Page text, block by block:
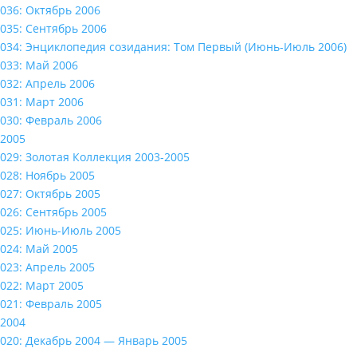
036: Октябрь 2006
035: Сентябрь 2006
034: Энциклопедия созидания: Том Первый (Июнь-Июль 2006)
033: Май 2006
032: Апрель 2006
031: Март 2006
030: Февраль 2006
2005
029: Золотая Коллекция 2003-2005
028: Ноябрь 2005
027: Октябрь 2005
026: Сентябрь 2005
025: Июнь-Июль 2005
024: Май 2005
023: Апрель 2005
022: Март 2005
021: Февраль 2005
2004
020: Декабрь 2004 — Январь 2005